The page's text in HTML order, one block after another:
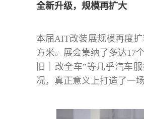
全新升级，规模再扩大
本届AIT改装展规模再度
⽅⽶。展会集纳了多达17
旧｜改全车”等几乎汽车
况，真正意义上打造了一